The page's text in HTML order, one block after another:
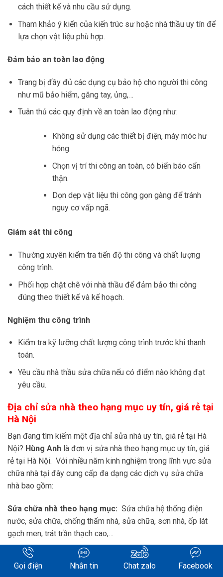
cách thiết kế và nhu cầu sử dụng.
Tham khảo ý kiến của kiến trúc sư hoặc nhà thầu uy tín để
lựa chọn vật liệu phù hợp.
Đảm bảo an toàn lao động
Trang bị đầy đủ các dụng cụ bảo hộ cho người thi công
như mũ bảo hiểm, găng tay, ủng,…
Tuân thủ các quy định về an toàn lao động như:
Không sử dụng các thiết bị điện, máy móc hư
hỏng.
Chọn vị trí thi công an toàn, có biển báo cẩn
thận.
Dọn dẹp vật liệu thi công gọn gàng để tránh
nguy cơ vấp ngã.
Giám sát thi công
Thường xuyên kiểm tra tiến độ thi công và chất lượng
công trình.
Phối hợp chặt chẽ với nhà thầu để đảm bảo thi công
đúng theo thiết kế và kế hoạch.
Nghiệm thu công trình
Kiểm tra kỹ lưỡng chất lượng công trình trước khi thanh
toán.
Yêu cầu nhà thầu sửa chữa nếu có điểm nào không đạt
yêu cầu.
Địa chỉ sửa nhà theo hạng mục uy tín, giá rẻ tại
Hà Nội
Bạn đang tìm kiếm một địa chỉ sửa nhà uy tín, giá rẻ tại Hà
Nội? Hùng Anh là đơn vị sửa nhà theo hạng mục uy tín, giá
rẻ tại Hà Nội. Với nhiều năm kinh nghiệm trong lĩnh vực sửa
chữa nhà tại đây cung cấp đa dạng các dịch vụ sửa chữa
nhà bao gồm:
Sửa chữa nhà theo hạng mục: Sửa chữa hệ thống điện
nước, sửa chữa, chống thấm nhà, sửa chữa, sơn nhà, ốp lát
gạch men, trát trần thạch cao,…
Sửa chữa nhà trọn gói:
Sửa chữa nhà cấp 4, sửa chữa nhà
phố, sửa chữa biệt thự, sửa chữa nhà liền kề,…
Gọi điện Nhắn tin Chat zalo Facebook